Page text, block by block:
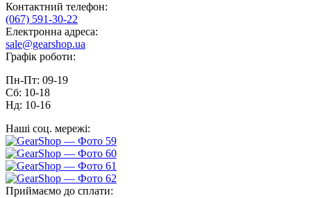
Контактний телефон:
(067) 591-30-22
Електронна адреса:
sale@gearshop.ua
Графік роботи:
Пн-Пт: 09-19
Сб: 10-18
Нд: 10-16
Наші соц. мережі:
Приймаємо до сплати: